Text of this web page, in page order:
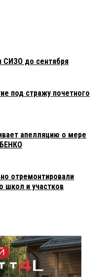
СИЗО до сентября
под стражу почетного
апелляцию о мере
отремонтировали
школ и участков